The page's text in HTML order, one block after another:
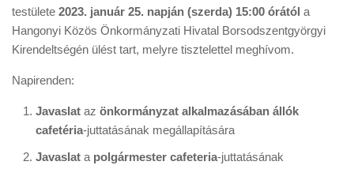
testülete 2023. január 25. napján (szerda) 15:00 órától a
Hangonyi Közös Önkormányzati Hivatal Borsodszentgyörgyi
Kirendeltségén ülést tart, melyre tisztelettel meghívom.
Napirenden:
Javaslat az önkormányzat alkalmazásában állók
cafetéria-juttatásának megállapítására
Javaslat a polgármester cafeteria-juttatásának